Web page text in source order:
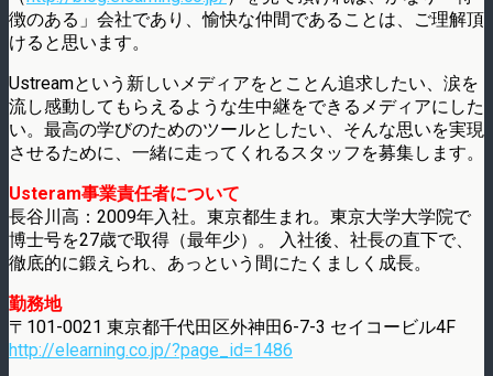
徴のある」会社であり、愉快な仲間であることは、ご理解頂
けると思います。
Ustreamという新しいメディアをとことん追求したい、涙を
流し感動してもらえるような生中継をできるメディアにした
い。最高の学びのためのツールとしたい、そんな思いを実現
させるために、一緒に走ってくれるスタッフを募集します。
Usteram事業責任者について
長谷川高：2009年入社。東京都生まれ。東京大学大学院で
博士号を27歳で取得（最年少）。 入社後、社長の直下で、
徹底的に鍛えられ、あっという間にたくましく成長。
勤務地
〒101-0021 東京都千代田区外神田6-7-3 セイコービル4F
http://elearning.co.jp/?page_id=1486